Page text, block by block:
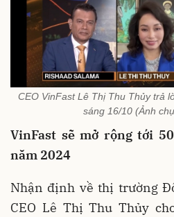
CEO VinFast Lê Thị Thu Thủy trả
sáng 16/10 (Ảnh
VinFast sẽ mở rộng tới
năm 2024
Nhận định về thị trường
CEO Lê Thị Thu Thủy